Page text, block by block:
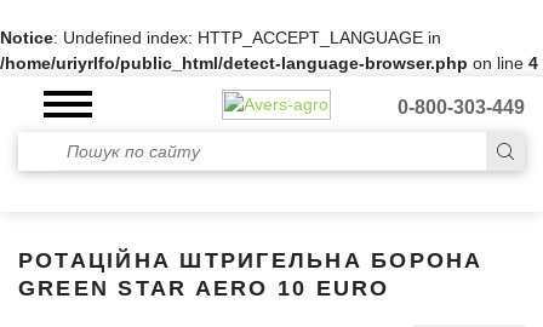
Notice: Undefined index: HTTP_ACCEPT_LANGUAGE in
/home/uriyrlfo/public_html/detect-language-browser.php on line 4
0-800-303-449
РОТАЦІЙНА ШТРИГЕЛЬНА БОРОНА
GREEN STAR AERO 10 EURO